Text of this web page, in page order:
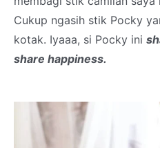
Cukup ngasih stik Pocky
kotak. Iyaaa, si Pocky ini
share happiness.